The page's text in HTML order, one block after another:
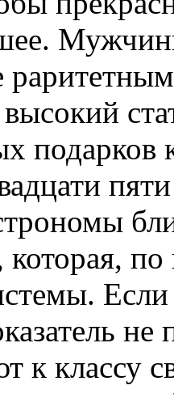
подарков
которая,
Если
к классу